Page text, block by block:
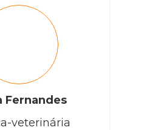
Fernandes
veterinária